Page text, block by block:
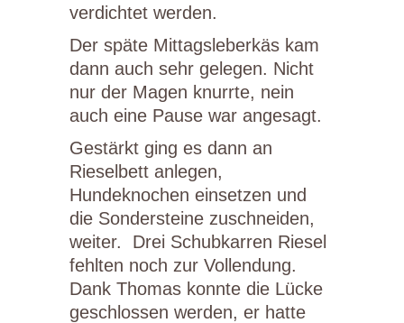
verdichtet werden.
Der späte Mittagsleberkäs kam
dann auch sehr gelegen. Nicht
nur der Magen knurrte, nein
auch eine Pause war angesagt.
Gestärkt ging es dann an
Rieselbett anlegen,
Hundeknochen einsetzen und
die Sondersteine zuschneiden,
weiter. Drei Schubkarren Riesel
fehlten noch zur Vollendung.
Dank Thomas konnte die Lücke
geschlossen werden, er hatte